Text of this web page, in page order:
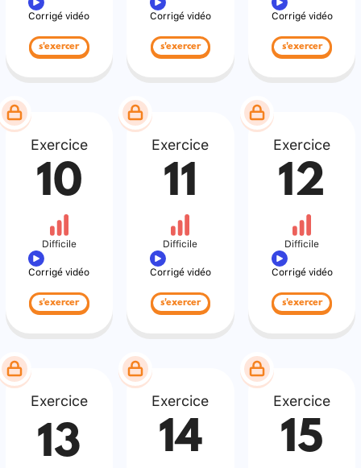
Corrigé vidéo
s'exercer
Corrigé vidéo
s'exercer
Corrigé vidéo
s'exercer
Exercice
10
Difficile
Corrigé vidéo
s'exercer
Exercice
11
Difficile
Corrigé vidéo
s'exercer
Exercice
12
Difficile
Corrigé vidéo
s'exercer
Exercice
13
Exercice
14
Exercice
15